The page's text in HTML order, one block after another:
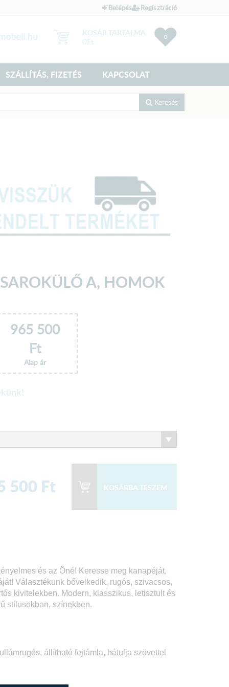
Belépés Regisztráció
0
KOSÁR TARTALMA
0Ft
SZÁLLÍTÁS, FIZETÉS KAPCSOLAT
Keresés
A, HOMOK
965 500
Ft
Alap ár
500 Ft
és az Öné! Keresse meg kanapéját,
Választékunk bővelkedik, rugós, szivacsos,
kivitelekben. Modern, klasszikus, letisztult és
stílusokban, színekben.
állítható fejtámla, hátulja szövettel